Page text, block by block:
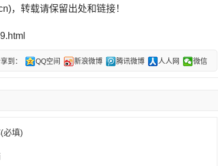
，转载请保留出处和链接！
到： QQ空间 新浪微博 腾讯微博 人人网 微信
必填)